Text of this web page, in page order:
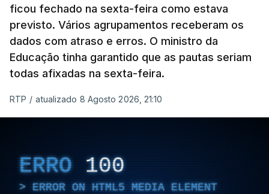
ficou fechado na sexta-feira como estava
previsto. Vários agrupamentos receberam os
dados com atraso e erros. O ministro da
Educação tinha garantido que as pautas seriam
todas afixadas na sexta-feira.
RTP / atualizado 8 Agosto 2026, 21:10
ERRO 100
ERROR ON HTML5 MEDIA ELEMENT